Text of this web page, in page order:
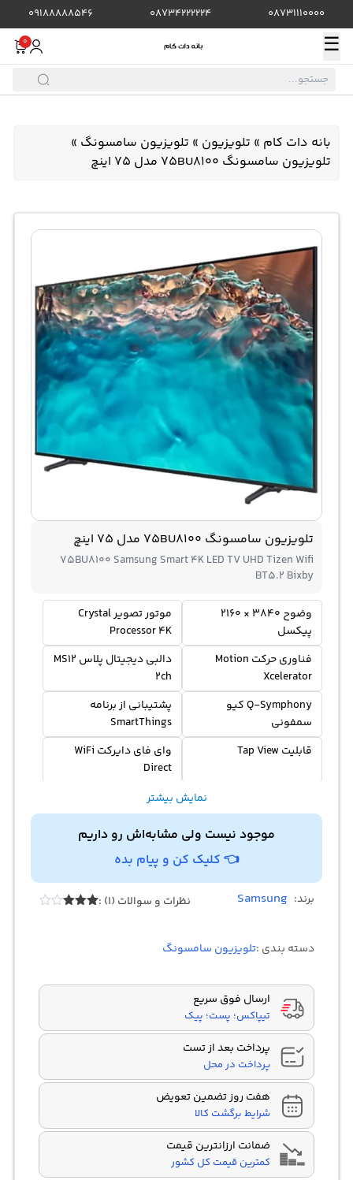
08731110000
08734222224
09188888546
☰
0
بانه دات کام » تلویزیون » تلویزیون سامسونگ »
تلویزیون سامسونگ 75BU8100 مدل 75 اینچ
تلویزیون سامسونگ 75BU8100 مدل 75 اینچ
75BU8100 Samsung Smart 4K LED TV UHD Tizen Wifi
BT5.2 Bixby
وضوح 3840 × 2160
پیکسل
موتور تصویر Crystal
Processor 4K
فناوری حرکت Motion
Xcelerator
دالبی دیجیتال پلاس MS12
2ch
Q-Symphony کیو
سمفونی
پشتیبانی از برنامه
SmartThings
قابلیت Tap View
وای فای دایرکت WiFi
Direct
Tizen™
گیرنده دیجیتال DVB-T2C
بلوتوث نسخه (BT5.2)
دستیار صوتی بیکسبی
Bixby
نمایش بیشتر
موجود نیست ولی مشابه‌اش رو داریم
👈 کلیک کن و پیام بده
برند: Samsung نظرات و سوالات (1) :
دسته بندی :تلویزیون سامسونگ
ارسال فوق سریع
تیپاکس؛ پست؛ پیک
پرداخت بعد از تست
پرداخت در محل
هفت روز تضمین تعویض
شرایط برگشت کالا
ضمانت ارزانترین قیمت
کمترین قیمت کل کشور